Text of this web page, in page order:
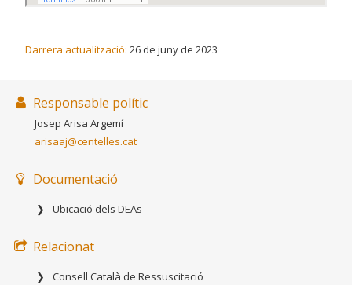
Darrera actualització: 26 de juny de 2023
Responsable polític
Josep Arisa Argemí
arisaaj@centelles.cat
Documentació
Ubicació dels DEAs
Relacionat
Consell Català de Ressuscitació